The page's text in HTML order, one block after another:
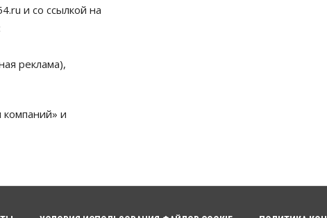
и со ссылкой на
реклама),
и